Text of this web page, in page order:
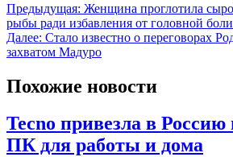
Предыдущая: Женщина проглотила
рыбы ради избавления от головной боли
Далее: Стало известно о переговорах
захватом Мадуро
Похожие новости
Tecno привезла в
ПК для работы и дома